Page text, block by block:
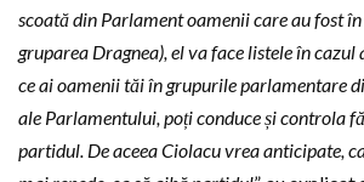
scoată din Parlament oamenii care au fost
gruparea Dragnea), el va face listele în
ce ai oamenii tăi în grupurile parlamentare
ale Parlamentului, poți conduce și controla
partidul. De aceea Ciolacu vrea anticipate,